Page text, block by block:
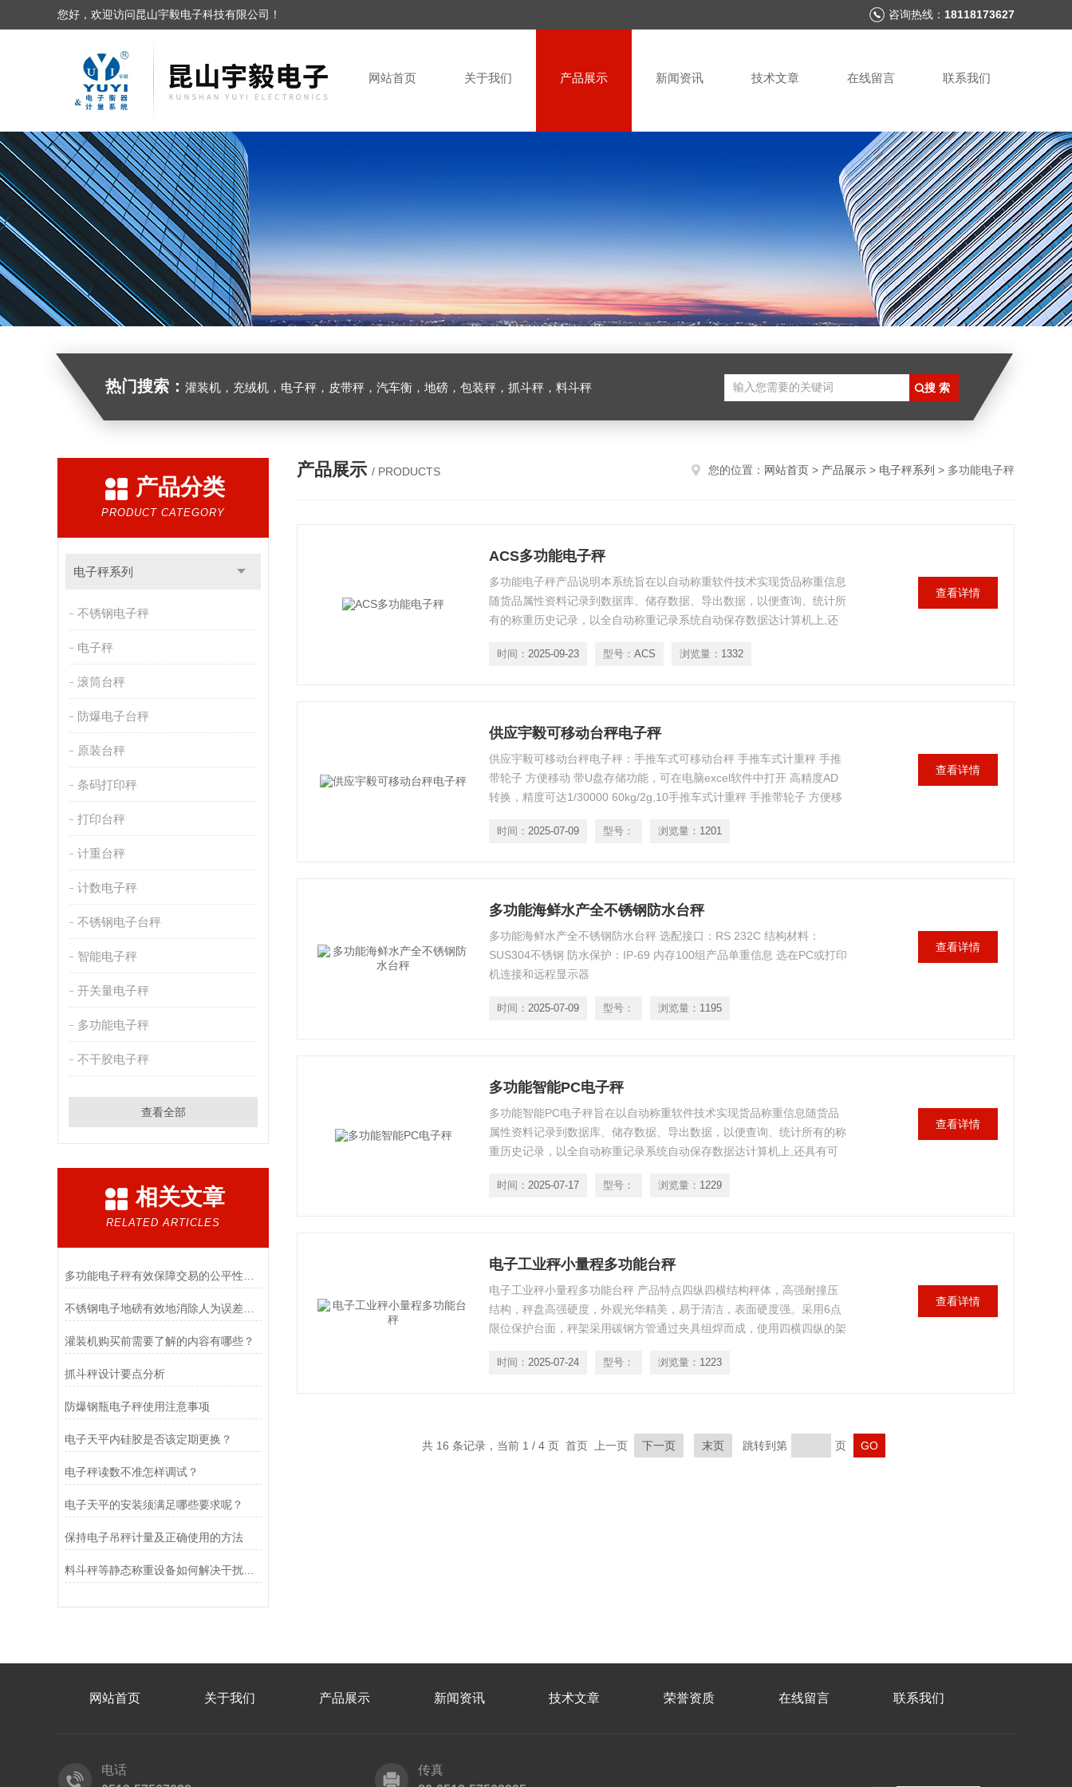
您好，欢迎访问昆山宇毅电子科技有限公司！ 咨询热线： 18118173627
网站首页 关于我们 产品展示 新闻资讯 技术文章 在线留言 联系我们
热门搜索： 灌装机，充绒机，电子秤，皮带秤，汽车衡，地磅，包装秤，抓斗秤，料斗秤
产品分类
PRODUCT CATEGORY
电子秤系列
不锈钢电子秤
电子秤
滚筒台秤
防爆电子台秤
原装台秤
条码打印秤
打印台秤
计重台秤
计数电子秤
不锈钢电子台秤
智能电子秤
开关量电子秤
多功能电子秤
不干胶电子秤
查看全部
相关文章
RELATED ARTICLES
不锈钢电子地磅有效地消除人为误差和其他环境因素对测量结果的影响
灌装机购买前需要了解的内容有哪些？
抓斗秤设计要点分析
防爆钢瓶电子秤使用注意事项
电子天平内硅胶是否该定期更换？
电子秤读数不准怎样调试？
电子天平的安装须满足哪些要求呢？
保持电子吊秤计量及正确使用的方法
料斗秤等静态称重设备如何解决干扰问题
产品展示 / PRODUCTS 您的位置： 网站首页 > 产品展示 > 电子秤系列 > 多功能电子秤
ACS多功能电子秤
多功能电子秤产品说明本系统旨在以自动称重软件技术实现货品称重信息
随货品属性资料记录到数据库、储存数据、导出数据，以便查询、统计所
有的称重历史记录，以全自动称重记录系统自动保存数据达计算机上,还
时间： 2025-09-23 型号： ACS 浏览量： 1332
查看详情
供应宇毅可移动台秤电子秤
供应宇毅可移动台秤电子秤：手推车式可移动台秤 手推车式计重秤 手推
带轮子 方便移动 带U盘存储功能，可在电脑excel软件中打开 高精度AD
转换，精度可达1/30000 60kg/2g,10手推车式计重秤 手推带轮子 方便移
时间： 2025-07-09 型号： 浏览量： 1201
查看详情
多功能海鲜水产全不锈钢防水台秤
多功能海鲜水产全不锈钢防水台秤 选配接口：RS 232C 结构材料：
SUS304不锈钢 防水保护：IP-69 内存100组产品单重信息 选在PC或打印
机连接和远程显示器
时间： 2025-07-09 型号： 浏览量： 1195
查看详情
多功能智能PC电子秤
多功能智能PC电子秤旨在以自动称重软件技术实现货品称重信息随货品
属性资料记录到数据库、储存数据、导出数据，以便查询、统计所有的称
重历史记录，以全自动称重记录系统自动保存数据达计算机上,还具有可
时间： 2025-07-17 型号： 浏览量： 1229
查看详情
电子工业秤小量程多功能台秤
电子工业秤小量程多功能台秤 产品特点四纵四横结构秤体，高强耐撞压
结构，秤盘高强硬度，外观光华精美，易于清洁，表面硬度强。采用6点
限位保护台面，秤架采用碳钢方管通过夹具组焊而成，使用四横四纵的架
的准确度，牢固可靠。高精度传感器，可根据测量应用需要进行选配显示
时间： 2025-07-24 型号： 浏览量： 1223
查看详情
共 16 条记录，当前 1 / 4 页 首页 上一页 下一页 末页 跳转到第 页
网站首页 关于我们 产品展示 新闻资讯 技术文章 荣誉资质 在线留言 联系我们
电话
传真